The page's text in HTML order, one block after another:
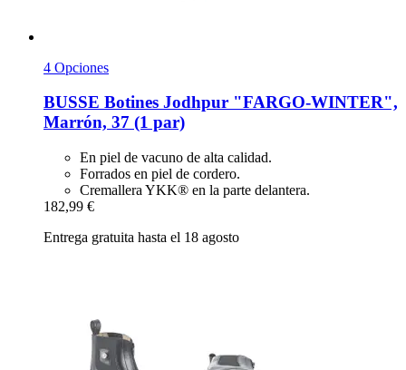
4 Opciones
BUSSE Botines Jodhpur "FARGO-​WINTER",
Marrón, 37 (1 par)
En piel de vacuno de alta calidad.
Forrados en piel de cordero.
Cremallera YKK® en la parte delantera.
182,99 €
Entrega gratuita hasta el 18 agosto